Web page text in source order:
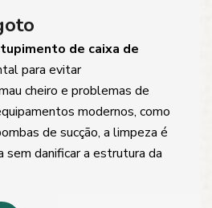
de caixa de
para evitar
cheiro e problemas de
modernos, como
de sucção, a limpeza é
sem danificar a estrutura da